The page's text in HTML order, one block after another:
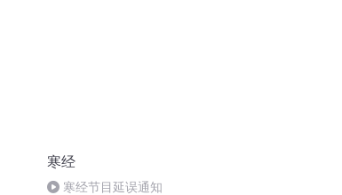
寒经
寒经节目延误通知